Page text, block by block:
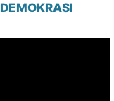
DEMOKRASI